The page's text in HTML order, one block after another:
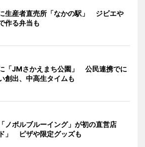
生産者直売所「なかの駅」 ジビエや
作る弁当も
「JMさかえまち公園」 公民連携でに
創出、中高生タイムも
ノボルブルーイング」が初の直営店
ド」 ピザや限定グッズも